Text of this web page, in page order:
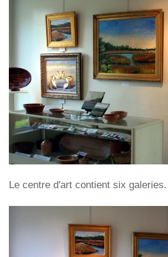
Le centre d'art contient six galeries.